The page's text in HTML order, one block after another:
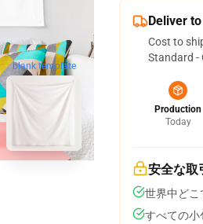
blank template
Deliver
Cost to
Standard -
Production
Today
安全な取
世界中どこ
すべての小